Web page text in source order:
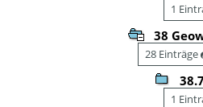
1
38
28 Einträge
1